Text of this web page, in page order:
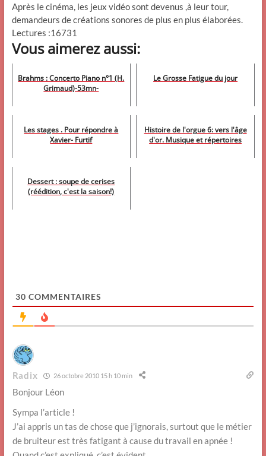
Après le cinéma, les jeux vidéo sont devenus ,à leur tour,
demandeurs de créations sonores de plus en plus élaborées.
Lectures :16731
Vous aimerez aussi:
Brahms : Concerto Piano n°1 (H.
Grimaud)-53mn-
Le Grosse Fatigue du jour
Les stages . Pour répondre à
Xavier- Furtif
Histoire de l'orgue 6: vers l'âge
d'or. Musique et répertoires
Dessert : soupe de cerises
(réédition, c'est la saison!)
30 COMMENTAIRES
Radix 26 octobre 2010 15 h 10 min
Bonjour Léon
Sympa l’article !
J’ai appris un tas de chose que j’ignorais, surtout que le métier
de bruiteur est très fatigant à cause du travail en apnée !